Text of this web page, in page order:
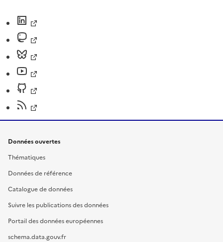
Données ouvertes
Thématiques
Données de référence
Catalogue de données
Suivre les publications des données
Portail des données européennes
schema.data.gouv.fr